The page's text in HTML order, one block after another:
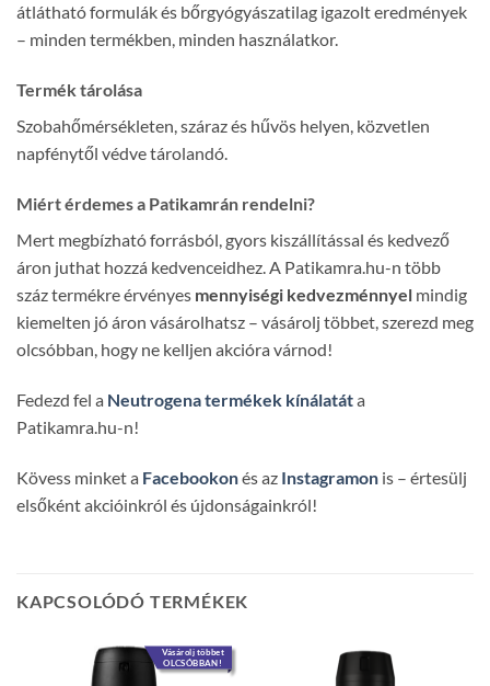
átlátható formulák és bőrgyógyászatilag igazolt eredmények
– minden termékben, minden használatkor.
Termék tárolása
Szobahőmérsékleten, száraz és hűvös helyen, közvetlen
napfénytől védve tárolandó.
Miért érdemes a Patikamrán rendelni?
Mert megbízható forrásból, gyors kiszállítással és kedvező
áron juthat hozzá kedvenceidhez. A Patikamra.hu-n több
száz termékre érvényes mennyiségi kedvezménnyel mindig
kiemelten jó áron vásárolhatsz – vásárolj többet, szerezd meg
olcsóbban, hogy ne kelljen akcióra várnod!
Fedezd fel a Neutrogena termékek kínálatáta
Patikamra.hu-n!
Kövess minket a Facebookonés az Instagramon is – értesülj
elsőként akcióinkról és újdonságainkról!
KAPCSOLÓDÓ TERMÉKEK
Vásárolj többet
OLCSÓBBAN!